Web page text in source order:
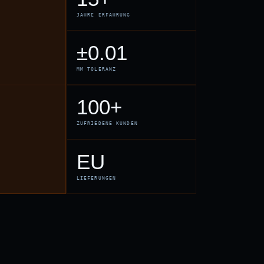
JAHRE ERFAHRUNG
±0.01
MM TOLERANZ
100+
ZUFRIEDENE KUNDEN
EU
LIEFERUNGEN